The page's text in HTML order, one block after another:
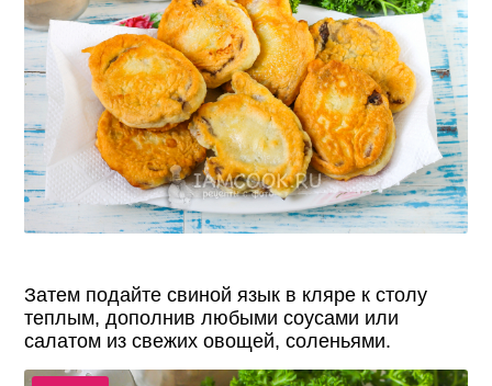
Затем подайте свиной язык в кляре к столу
теплым, дополнив любыми соусами или
салатом из свежих овощей, соленьями.